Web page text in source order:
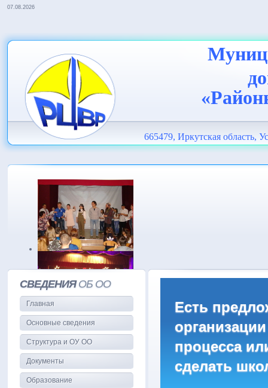
07.08.2026
665479, Иркутская область,
Есть
процесса
сделать
СВЕДЕНИЯОБ ОО
Главная
Основные сведения
Структура и ОУ ОО
Документы
Образование